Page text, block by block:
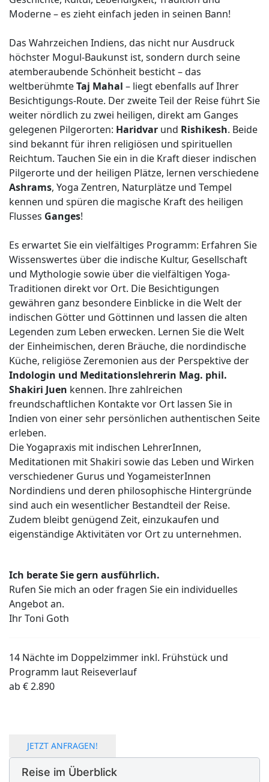
Moderne – es zieht einfach jeden in seinen Bann!
Das Wahrzeichen Indiens, das nicht nur Ausdruck
höchster Mogul-Baukunst ist, sondern durch seine
atemberaubende Schönheit besticht – das
weltberühmteTaj Mahal – liegt ebenfalls auf Ihrer
Besichtigungs-Route. Der zweite Teil der Reise führt Sie
weiter nördlich zu zwei heiligen, direkt am Ganges
gelegenen Pilgerorten: Haridvar und Rishikesh. Beide
sind bekannt für ihren religiösen und spirituellen
Reichtum. Tauchen Sie ein in die Kraft dieser indischen
Pilgerorte und der heiligen Plätze, lernen verschiedene
Ashrams, Yoga Zentren, Naturplätze und Tempel
kennen und spüren die magische Kraft des heiligen
Flusses Ganges!
Es erwartet Sie ein vielfältiges Programm: Erfahren Sie
Wissenswertes über die indische Kultur, Gesellschaft
und Mythologie sowie über die vielfältigen Yoga-
Traditionen direkt vor Ort. Die Besichtigungen
gewähren ganz besondere Einblicke in die Welt der
indischen Götter und Göttinnen und lassen die alten
Legenden zum Leben erwecken. Lernen Sie die Welt
der Einheimischen, deren Bräuche, die nordindische
Küche, religiöse Zeremonien aus der Perspektive der
Indologin und Meditationslehrerin Mag. phil.
Shakiri Juen kennen. Ihre zahlreichen
freundschaftlichen Kontakte vor Ort lassen Sie in
Indien von einer sehr persönlichen authentischen Seite
erleben.
Die Yogapraxis mit indischen LehrerInnen,
Meditationen mit Shakiri sowie das Leben und Wirken
verschiedener Gurus und YogameisterInnen
Nordindiens und deren philosophische Hintergründe
sind auch ein wesentlicher Bestandteil der Reise.
Zudem bleibt genügend Zeit, einzukaufen und
eigenständige Aktivitäten vor Ort zu unternehmen.
Ich berate Sie gern ausführlich.
Rufen Sie mich an oder fragen Sie ein individuelles
Angebot an.
Ihr Toni Goth
14 Nächte im Doppelzimmer inkl. Frühstück und
Programm laut Reiseverlauf
ab € 2.890
JETZT ANFRAGEN!
Reise im Überblick